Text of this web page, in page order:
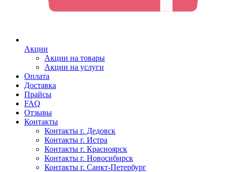
Акции
Акции на товары
Акции на услуги
Оплата
Доставка
Прайсы
FAQ
Отзывы
Контакты
Контакты г. Дедовск
Контакты г. Истра
Контакты г. Красноярск
Контакты г. Новосибирск
Контакты г. Санкт-Петербург